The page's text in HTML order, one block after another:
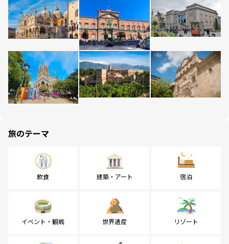
旅のテーマ
飲食 建築・アート 宿泊
イベント・観戦 世界遺産 リゾート